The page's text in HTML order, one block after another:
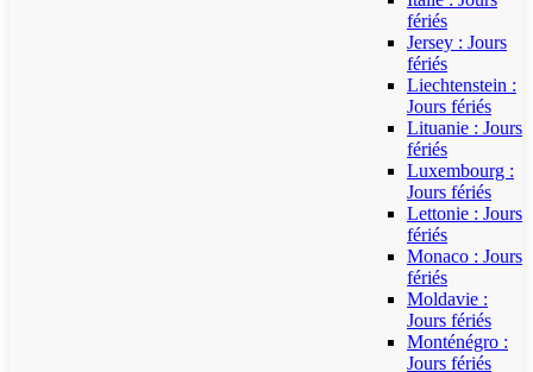
fériés
Jersey : Jours
fériés
Liechtenstein :
Jours fériés
Lituanie : Jours
fériés
Luxembourg :
Jours fériés
Lettonie : Jours
fériés
Monaco : Jours
fériés
Moldavie :
Jours fériés
Monténégro :
Jours fériés